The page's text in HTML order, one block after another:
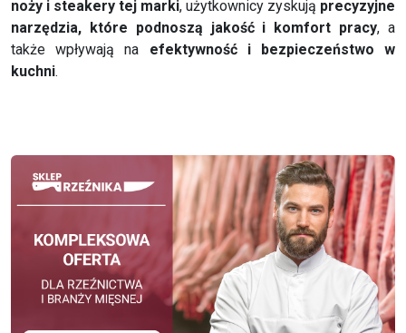
noży i steakery tej marki, użytkownicy zyskują precyzyjne
narzędzia, które podnoszą jakość i komfort pracy, a
także wpływają na efektywność i bezpieczeństwo w
kuchni.